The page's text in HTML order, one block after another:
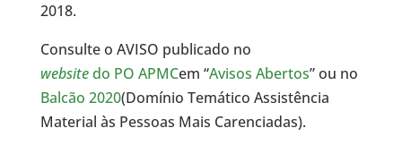
2018.
Consulte o AVISO publicado no
websitedo PO APMCem “Avisos Abertos” ou no
Balcão 2020(Domínio Temático Assistência
Material às Pessoas Mais Carenciadas).